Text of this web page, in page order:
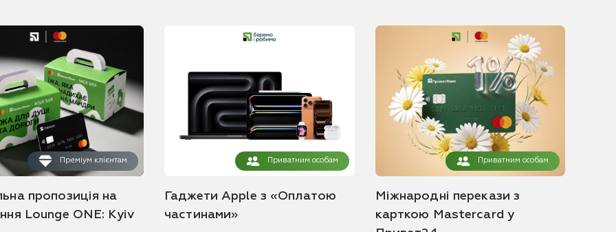
Преміум клієнтам
пропозиція на
Lounge ONE: Kyiv
Приватним особам
Гаджети Apple з «Оплатою
частинами»
Приватним особам
Міжнародні перекази з
карткою Mastercard у